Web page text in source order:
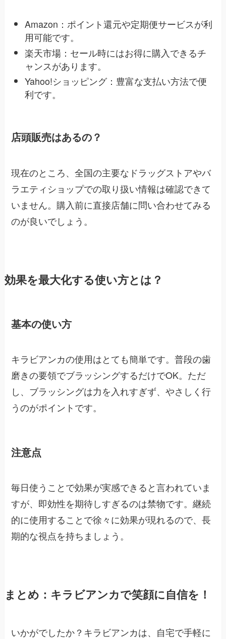
Amazon：ポイント還元や定期便サービスが利
用可能です。
楽天市場：セール時にはお得に購入できるチ
ャンスがあります。
Yahoo!ショッピング：豊富な支払い方法で便
利です。
店頭販売はあるの？
現在のところ、全国の主要なドラッグストアやバ
ラエティショップでの取り扱い情報は確認できて
いません。購入前に直接店舗に問い合わせてみる
のが良いでしょう。
効果を最大化する使い方とは？
基本の使い方
キラビアンカの使用はとても簡単です。普段の歯
磨きの要領でブラッシングするだけでOK。ただ
し、ブラッシングは力を入れすぎず、やさしく行
うのがポイントです。
注意点
毎日使うことで効果が実感できると言われていま
すが、即効性を期待しすぎるのは禁物です。継続
的に使用することで徐々に効果が現れるので、長
期的な視点を持ちましょう。
まとめ：キラビアンカで笑顔に自信を！
いかがでしたか？キラビアンカは、自宅で手軽に